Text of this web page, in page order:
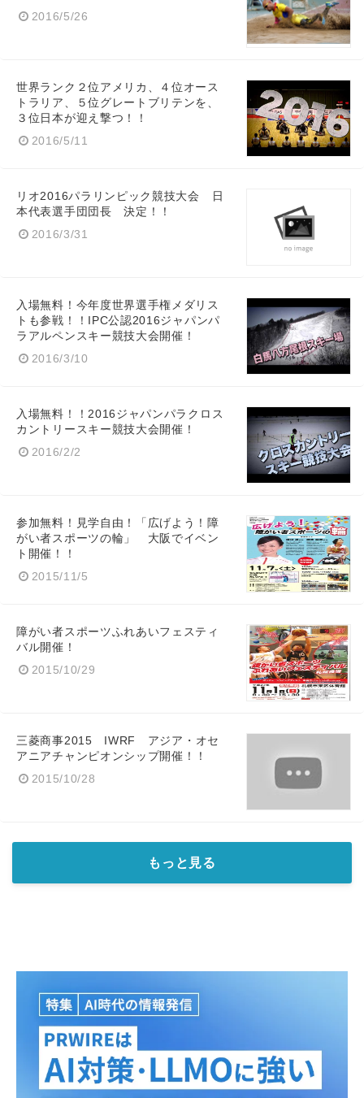
2016/5/26
世界ランク２位アメリカ、４位オース
トラリア、５位グレートブリテンを、
３位日本が迎え撃つ！！
2016/5/11
リオ2016パラリンピック競技大会 日
本代表選手団団長 決定！！
2016/3/31
入場無料！今年度世界選手権メダリス
トも参戦！！IPC公認2016ジャパンパ
ラアルペンスキー競技大会開催！
2016/3/10
入場無料！！2016ジャパンパラクロス
カントリースキー競技大会開催！
2016/2/2
参加無料！見学自由！「広げよう！障
がい者スポーツの輪」 大阪でイベン
ト開催！！
2015/11/5
障がい者スポーツふれあいフェスティ
バル開催！
2015/10/29
三菱商事2015 IWRF アジア・オセ
アニアチャンピオンシップ開催！！
2015/10/28
もっと見る
English